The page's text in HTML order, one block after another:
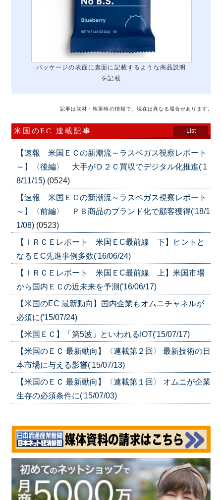
パッケージの表面に裏面に記載するような商品説明
を記載
記事は取材・執筆時の情報で、現在は異なる場合があります。
米国のEC 連載記事 List
【速報 米国ＥＣの新潮流～ラスベガス視察レポート
～】〈後編〉 大手がＤ２Ｃ買収でデジタル化推進('1
8/11/15) (0524)
【速報 米国ＥＣの新潮流～ラスベガス視察レポート
～】〈前編〉 ＰＢ商品のブランド化で顧客獲得('18/1
1/08) (0523)
【ＩＲＣＥレポート 米国ＥC最前線 下】ヒントと
なるＥC先進事例多数('16/06/24)
【ＩＲＣＥレポート 米国ＥC最前線 上】米国市場
から国内ＥＣの近未来を予測('16/06/17)
【米国のEC 最新動向】国内企業もオムニチャネルが
必須に('15/07/24)
【米国ＥＣ】「第5波」といわれるIOT('15/07/17)
【米国のＥＣ 最新動向】〈連載第２回〉 最新技術の日
本市場に与える影響('15/07/13)
【米国のＥＣ 最新動向】〈連載第１回〉 オムニが企業
生存の必須条件に('15/07/03)